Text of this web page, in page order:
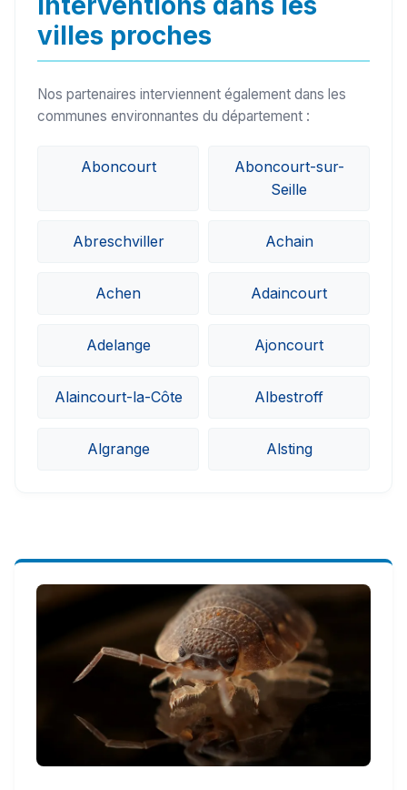
villes proches
Nos partenaires interviennent également dans les
communes environnantes du département :
Aboncourt
Aboncourt-sur-
Seille
Abreschviller Achain
Achen Adaincourt
Adelange Ajoncourt
Alaincourt-la-Côte Albestroff
Algrange Alsting